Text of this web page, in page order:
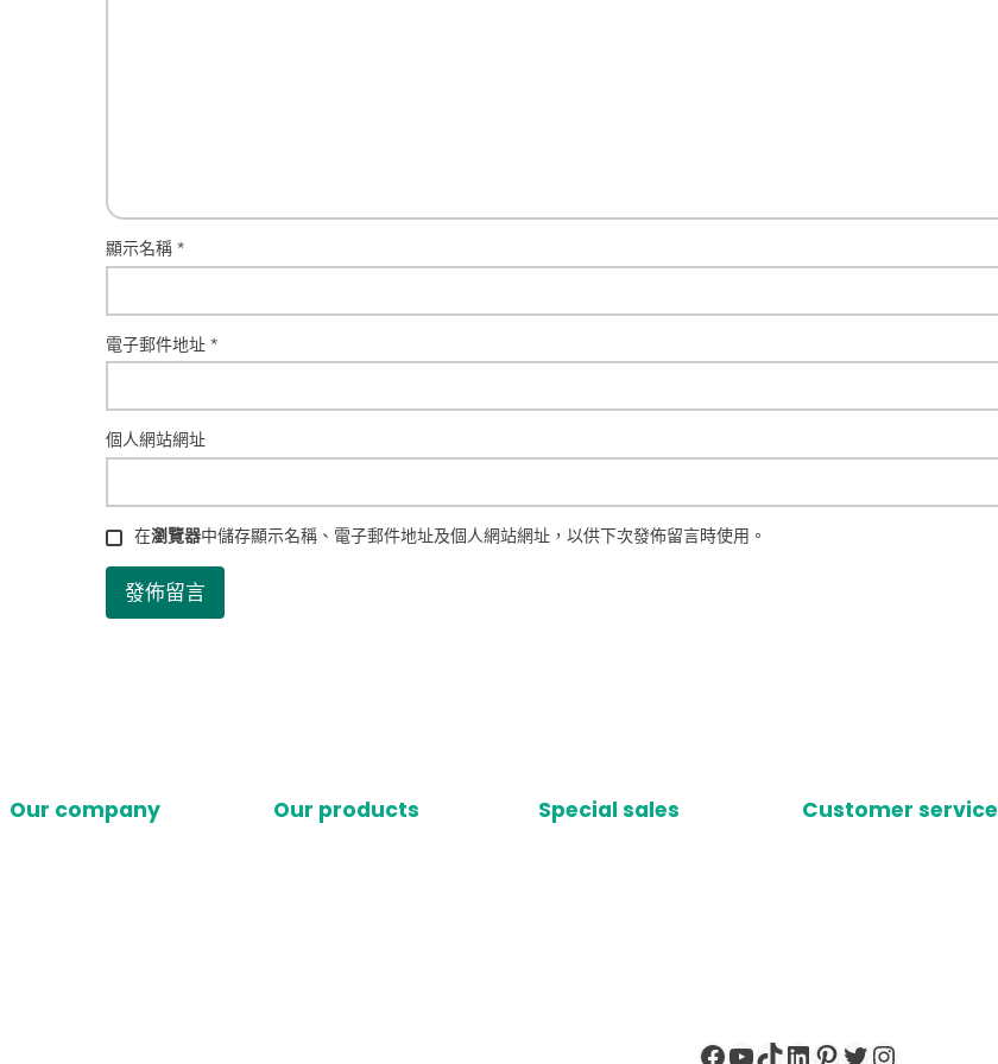
顯示名稱 *
電子郵件地址 *
個人網站網址
在瀏覽器中儲存顯示名稱、電子郵件地址及個人網站網址，以供下次發佈留言時使用。
Our company Our products Special sales Customer service
Facebook
YouTube
TikTok
LinkedIn
Pinterest
X Instagram